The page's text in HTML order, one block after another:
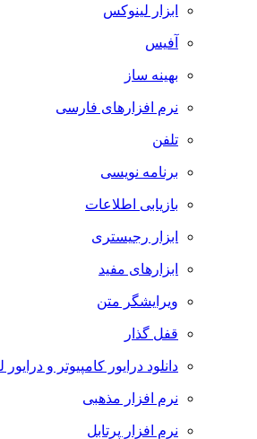
ابزار لینوکس
آفیس
بهینه ساز
نرم افزارهای فارسی
تلفن
برنامه نویسی
بازیابی اطلاعات
ابزار رجیستری
ابزارهای مفید
ویرایشگر متن
قفل گذار
دانلود درایور کامپیوتر و درایور لپ تاپ
نرم افزار مذهبی
نرم افزار پرتابل